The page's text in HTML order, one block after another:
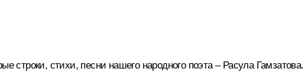
строки, стихи, песни нашего народного поэта – Расула Гамзатова.